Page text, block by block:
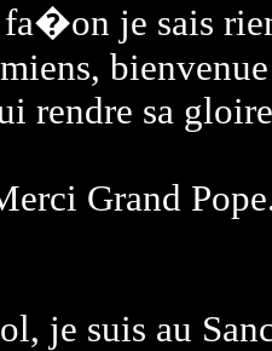
je sais
rendre sa
Grand
je suis au